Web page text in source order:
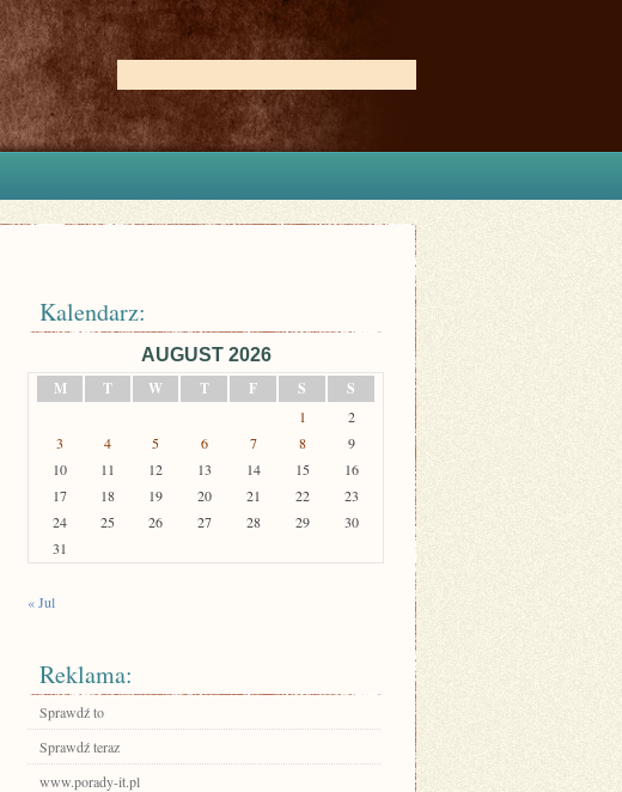
Kalendarz:
AUGUST 2026
M
T W T F S S
1
2
3
4 5 6 7 8
9
10
11 12 13 14 15
16
17
18 19 20 21 22
23
24
25 26 27 28 29
30
31
« Jul
Reklama:
Sprawdź to
Sprawdź teraz
www.porady-it.pl